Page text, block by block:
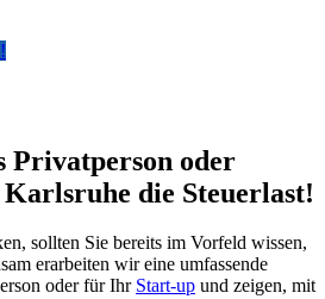
Privatperson oder
die Steuerlast!
sollten Sie bereits im Vorfeld wissen,
erarbeiten wir eine umfassende
oder für Ihr Start-up und zeigen, mit